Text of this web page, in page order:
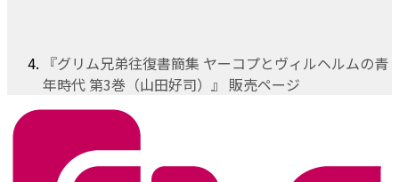
『グリム兄弟往復書簡集 ヤーコプとヴィルヘルムの青
年時代 第3巻（山田好司）』 販売ページ